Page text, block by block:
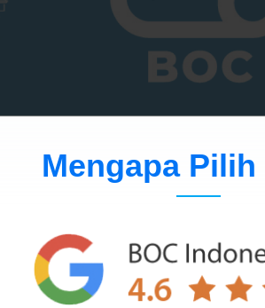
Mengapa Pilih